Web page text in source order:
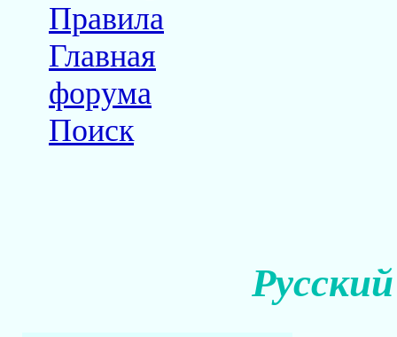
Правила
Главная
форума
Поиск